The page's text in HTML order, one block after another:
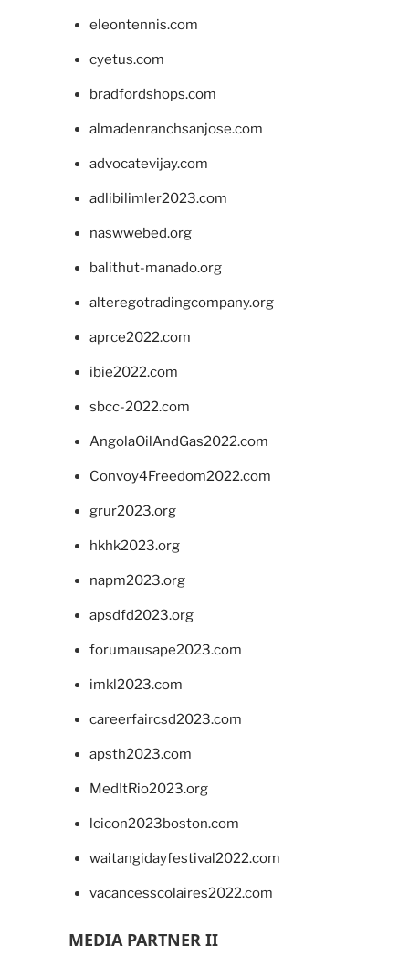
eleontennis.com
cyetus.com
bradfordshops.com
almadenranchsanjose.com
advocatevijay.com
adlibilimler2023.com
naswwebed.org
balithut-manado.org
alteregotradingcompany.org
aprce2022.com
ibie2022.com
sbcc-2022.com
AngolaOilAndGas2022.com
Convoy4Freedom2022.com
grur2023.org
hkhk2023.org
napm2023.org
apsdfd2023.org
forumausape2023.com
imkl2023.com
careerfaircsd2023.com
apsth2023.com
MedItRio2023.org
lcicon2023boston.com
waitangidayfestival2022.com
vacancesscolaires2022.com
MEDIA PARTNER II